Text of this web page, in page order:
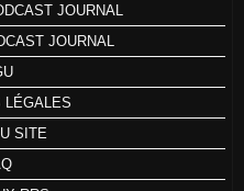
JOURNAL
JOURNAL
LÉGALES
SITE